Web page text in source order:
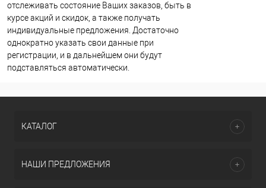
отслеживать состояние Ваших заказов, быть в
курсе акций и скидок, а также получать
индивидуальные предложения. Достаточно
однократно указать свои данные при
регистрации, и в дальнейшем они будут
подставляться автоматически.
КАТАЛОГ
НАШИ ПРЕДЛОЖЕНИЯ